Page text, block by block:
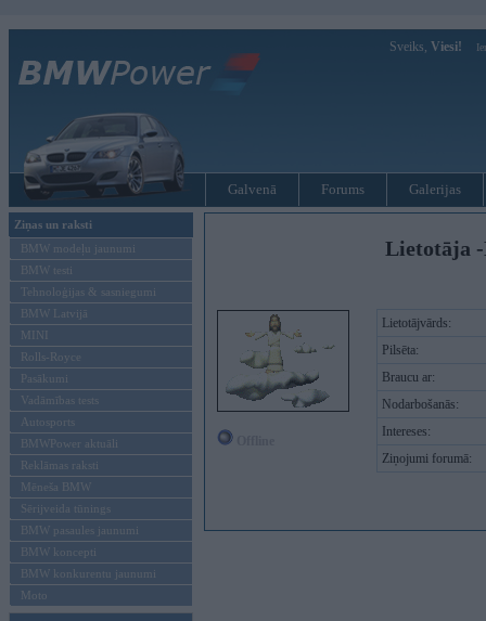
Sveiks, Viesi!
Galvenā Forums Galerijas
Ziņas un raksti
BMW modeļu jaunumi
BMW testi
Tehnoloģijas & sasniegumi
BMW Latvijā
MINI
Rolls-Royce
Pasākumi
Vadāmības tests
Autosports
BMWPower aktuāli
Reklāmas raksti
Mēneša BMW
Sērijveida tūnings
BMW pasaules jaunumi
BMW koncepti
BMW konkurentu jaunumi
Moto
Lietotāja
Lietotājvārds:
Pilsēta:
Braucu ar:
Nodarbošanās:
Intereses:
Ziņojumi forumā: